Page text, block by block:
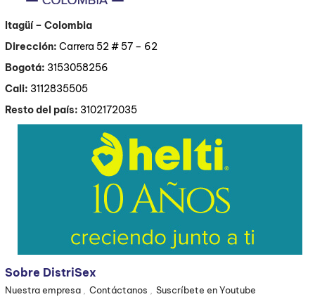
Itagüí– Colombia
Dirección: Carrera 52 # 57 – 62
Bogotá: 3153058256
Cali: 3112835505
Resto del país: 3102172035
Sobre DistriSex
Nuestra empresa Contáctanos Suscríbete en Youtube